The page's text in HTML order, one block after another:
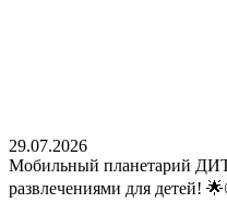
29.07.2026
Мобильный планетарий
развлечениями для детей!